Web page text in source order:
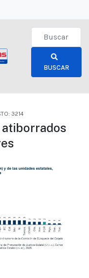
Type 2 or
BUSCAR
3214